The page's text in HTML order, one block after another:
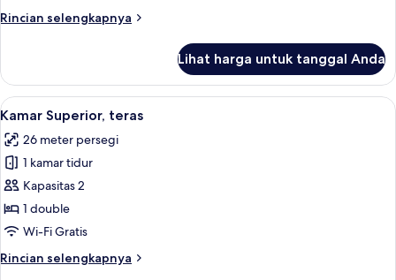
+
Rincian selengkapnya
Rincian
Kamar
Keluarga
(2
+
2
Lihat harga untuk tanggal Anda
Lihat
semua
foto
untuk
Kamar
Superior,
teras
Kamar Superior, teras | Seprai
5
Kamar Superior, teras
26 meter persegi
1 kamar tidur
Kapasitas 2
1 double
Wi-Fi Gratis
Rincian selengkapnya
Rincian